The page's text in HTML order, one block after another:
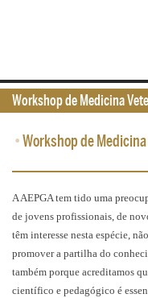
•Workshop de
A AEPGA tem tido uma
de jovens profissionais, de
têm interesse nesta espécie,
promover a partilha do
também porque acreditamos
científico e pedagógico é
Workshop de Medicina